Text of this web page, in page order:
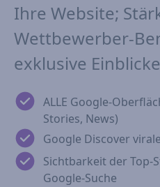
Ihre Website;
Wettbewerber-
exklusive Einblicke
ALLE Google-
Stories, News)
Google Discover
Sichtbarkeit der Top-
Google-Suche